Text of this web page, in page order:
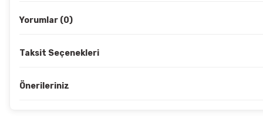
Yorumlar (0)
Taksit Seçenekleri
Önerileriniz